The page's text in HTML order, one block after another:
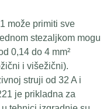
može primiti sve
stezaljkom mogu
0,14 do 4 mm²
i višežični).
struji od 32 A i
je prikladna za